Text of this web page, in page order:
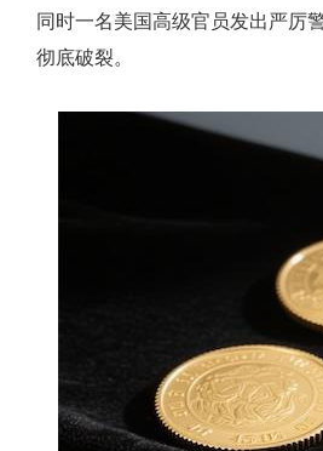
同时一名美国高级官员发出严厉
彻底破裂。